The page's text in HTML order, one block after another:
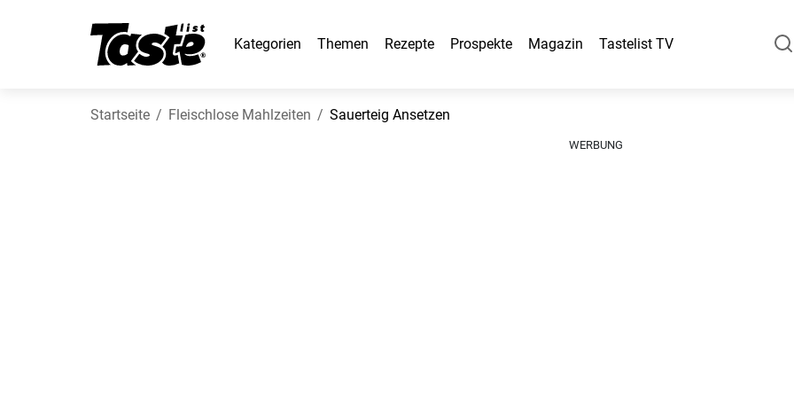
Kategorien Themen Rezepte Prospekte Magazin Tastelist TV
Startseite Fleischlose Mahlzeiten Sauerteig Ansetzen
WERBUNG